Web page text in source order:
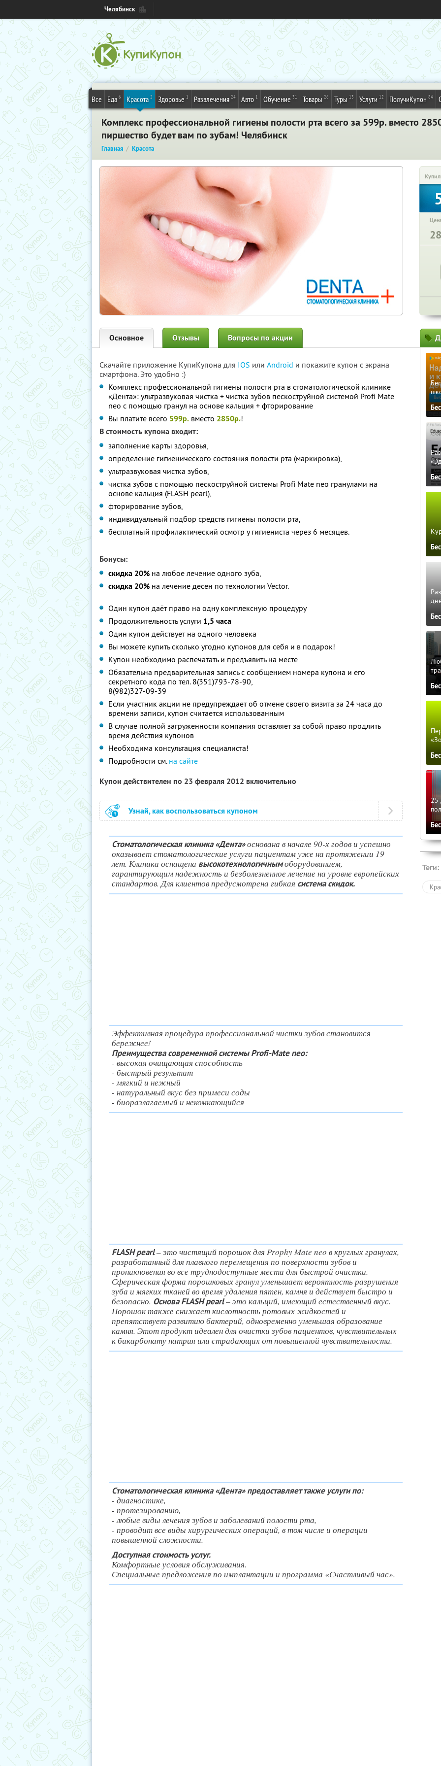
Челябинск
Все Еда 6 Красота 2 Здоровье 1 Развлечения 24 Авто 1 Обучение 31 Товары 26 Туры 13 Услуги 12 ПолучиКупон 84
Комплекс профессиональной гигиены полости рта всего за 599р. вместо
пиршество будет вам по зубам! Челябинск
Главная Красота
Основное Отзывы Вопросы по акции
Скачайте приложение КупиКупона для IOS или Android и покажите купон с экрана
смартфона. Это удобно :)
Комплекс профессиональной гигиены полости рта в стоматологической клинике
«Дента»: ультразвуковая чистка + чистка зубов пескоструйной системой Profi Mate
neo с помощью гранул на основе кальция + фторирование
Вы платите всего 599р. вместо 2850р.!
В стоимость купона входит:
заполнение карты здоровья,
определение гигиенического состояния полости рта (маркировка),
ультразвуковая чистка зубов,
чистка зубов с помощью пескоструйной системы Profi Mate neo гранулами на
основе кальция (FLASH pearl),
фторирование зубов,
индивидуальный подбор средств гигиены полости рта,
бесплатный профилактический осмотр у гигиениста через 6 месяцев.
Бонусы:
скидка 20% на любое лечение одного зуба,
скидка 20% на лечение десен по технологии Vector.
Один купон даёт право на одну комплексную процедуру
Продолжительность услуги 1,5 часа
Один купон действует на одного человека
Вы можете купить сколько угодно купонов для себя и в подарок!
Купон необходимо распечатать и предъявить на месте
Обязательна предварительная запись с сообщением номера купона и его
секретного кода по тел. 8(351)793-78-90,
8(982)327-09-39
Если участник акции не предупреждает об отмене своего визита за 24 часа до
времени записи, купон считается использованным
В случае полной загруженности компания оставляет за собой право продлить
время действия купонов
Необходима консультация специалиста!
Подробности см. на сайте
Купон действителен по 23 февраля 2012 включительно
Узнай, как воспользоваться купоном
Стоматологическая клиника «Дента»основана в начале 90-х годов и успешно
оказывает стоматологические услуги пациентам уже на протяжении 19
лет. Клиника оснащена высокотехнологичнымоборудованием,
гарантирующим надежность и безболезненное лечение на уровне европейских
стандартов. Для клиентов предусмотрена гибкая система скидок.
Эффективная процедура профессиональной чистки зубов становится
бережнее!
Преимущества современной системы Profi-Mate neo:
- высокая очищающая способность
- быстрый результат
- мягкий и нежный
- натуральный вкус без примеси соды
- биоразлагаемый и некомкающийся
FLASH pearl– это чистящий порошок для Prophy Mate neo в круглых гранулах,
разработанный для плавного перемещения по поверхности зубов и
проникновения во все труднодоступные места для быстрой очистки.
Сферическая форма порошковых гранул уменьшает вероятность разрушения
зуба и мягких тканей во время удаления пятен, камня и действует быстро и
безопасно. Основа FLASH pearl– это кальций, имеющий естественный вкус.
Порошок также снижает кислотность ротовых жидкостей и
препятствует развитию бактерий, одновременно уменьшая образование
камня. Этот продукт идеален для очистки зубов пациентов, чувствительных
к бикарбонату натрия или страдающих от повышенной чувствительности.
Стоматологическая клиника «Дента» предоставляет также услуги по:
- диагностике,
- протезированию,
- любые виды лечения зубов и заболеваний полости рта,
- проводит все виды хирургических операций, в том числе и операции
повышенной сложности.
Доступная стоимость услуг.
Комфортные условия обслуживания.
Специальные предложения по имплантации и программа «Счастливый час».
25
Теги: